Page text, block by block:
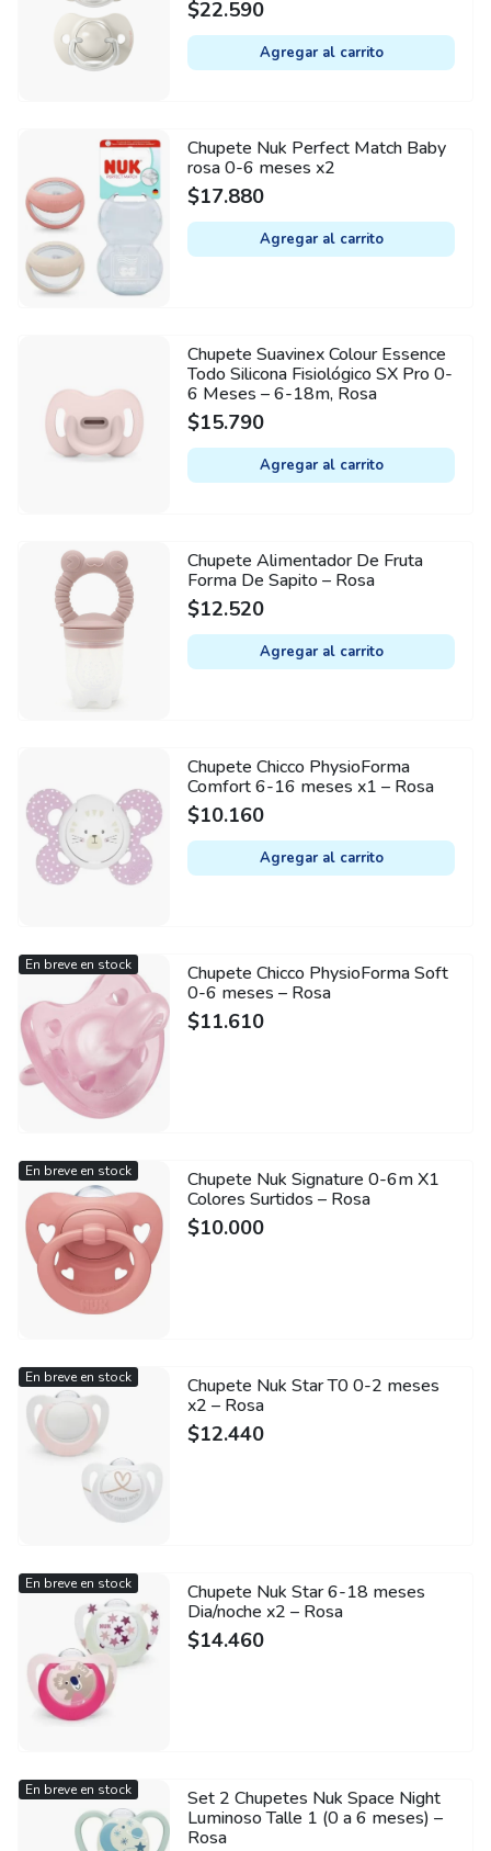
$22.590
Agregar al carrito
Chupete Nuk Perfect Match Baby
rosa 0-6 meses x2
$17.880
Agregar al carrito
Chupete Suavinex Colour Essence
Todo Silicona Fisiológico SX Pro 0-
6 Meses – 6-18m, Rosa
$15.790
Agregar al carrito
Chupete Alimentador De Fruta
Forma De Sapito – Rosa
$12.520
Agregar al carrito
Chupete Chicco PhysioForma
Comfort 6-16 meses x1 – Rosa
$10.160
Agregar al carrito
Chupete Chicco PhysioForma Soft
0-6 meses – Rosa
$11.610
En breve en stock
Chupete Nuk Signature 0-6m X1
Colores Surtidos – Rosa
$10.000
En breve en stock
Chupete Nuk Star T0 0-2 meses
x2 – Rosa
$12.440
En breve en stock
Chupete Nuk Star 6-18 meses
Dia/noche x2 – Rosa
$14.460
En breve en stock
Set 2 Chupetes Nuk Space Night
Luminoso Talle 1 (0 a 6 meses) –
Rosa
En breve en stock